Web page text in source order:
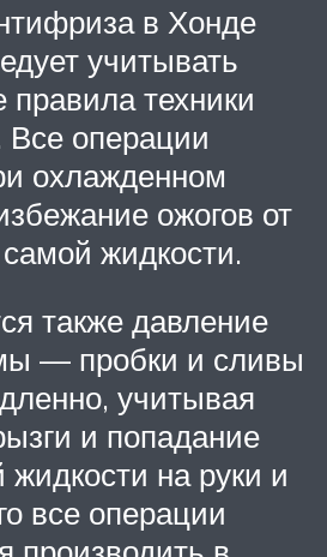
в Хонде
учитывать
техники
Все операции
охлажденном
ожогов от
жидкости.
также давление
— пробки и сливы
учитывая
и попадание
на руки и
все операции